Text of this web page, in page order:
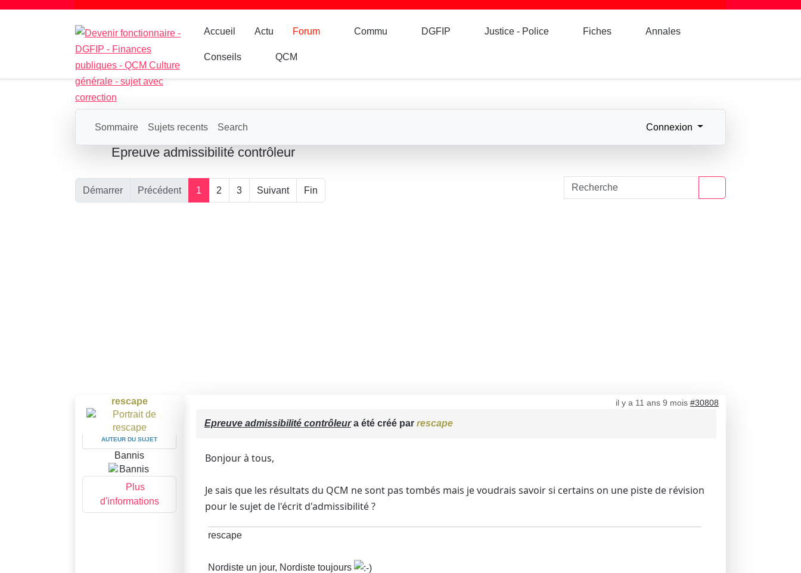
Accueil Actu Forum Commu DGFIP Justice - Police Fiches Annales
Conseils QCM
Sommaire Sujets recents Search Connexion
Epreuve admissibilité contrôleur
Démarrer Précédent 1 2 3 Suivant Fin
rescape
AUTEUR DU SUJET
Bannis
Plus
d'informations
il y a 11 ans 9 mois #30808
Epreuve admissibilité contrôleura été créé par rescape
Bonjour à tous,
Je sais que les résultats du QCM ne sont pas tombés mais je voudrais savoir si certains on une piste de révision
pour le sujet de l'écrit d'admissibilité ?
rescape
Nordiste un jour, Nordiste toujours